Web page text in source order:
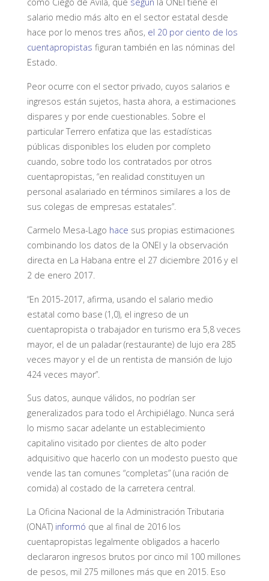
como Ciego de Ávila, que según la ONEI tiene el
salario medio más alto en el sector estatal desde
hace por lo menos tres años, el 20 por ciento de los
cuentapropistas figuran también en las nóminas del
Estado.
Peor ocurre con el sector privado, cuyos salarios e
ingresos están sujetos, hasta ahora, a estimaciones
dispares y por ende cuestionables. Sobre el
particular Terrero enfatiza que las estadísticas
públicas disponibles los eluden por completo
cuando, sobre todo los contratados por otros
cuentapropistas, “en realidad constituyen un
personal asalariado en términos similares a los de
sus colegas de empresas estatales”.
Carmelo Mesa-Lago hace sus propias estimaciones
combinando los datos de la ONEI y la observación
directa en La Habana entre el 27 diciembre 2016 y el
2 de enero 2017.
“En 2015-2017, afirma, usando el salario medio
estatal como base (1,0), el ingreso de un
cuentapropista o trabajador en turismo era 5,8 veces
mayor, el de un paladar (restaurante) de lujo era 285
veces mayor y el de un rentista de mansión de lujo
424 veces mayor”.
Sus datos, aunque válidos, no podrían ser
generalizados para todo el Archipiélago. Nunca será
lo mismo sacar adelante un establecimiento
capitalino visitado por clientes de alto poder
adquisitivo que hacerlo con un modesto puesto que
vende las tan comunes “completas” (una ración de
comida) al costado de la carretera central.
La Oficina Nacional de la Administración Tributaria
(ONAT) informó que al final de 2016 los
cuentapropistas legalmente obligados a hacerlo
declararon ingresos brutos por cinco mil 100 millones
de pesos, mil 275 millones más que en 2015. Eso